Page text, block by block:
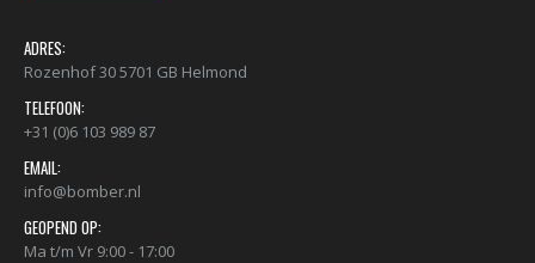
ADRES:
Rozenhof 30 5701 GB Helmond
TELEFOON:
+31 (0)6 103 989 87
EMAIL:
info@bomber.nl
GEOPEND OP:
Ma t/m Vr 9:00 - 17:00